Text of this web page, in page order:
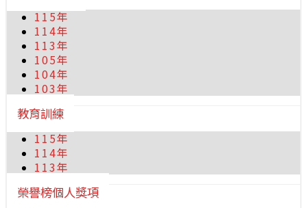
115年
114年
113年
105年
104年
103年
教育訓練
115年
114年
113年
榮譽榜個人獎項